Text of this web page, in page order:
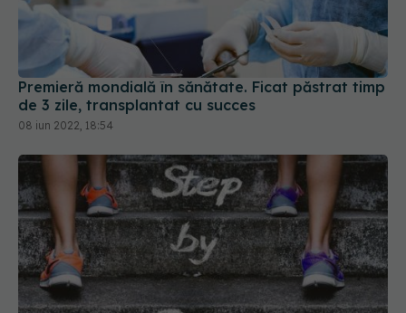
Premieră mondială în sănătate. Ficat păstrat timp
de 3 zile, transplantat cu succes
08 iun 2022, 18:54